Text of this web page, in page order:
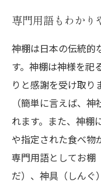
専門用語もわかり
神棚は日本の伝統的
す。神棚は神様を祀
りと感謝を受け取り
（簡単に言えば、
れます。また、神棚
や指定された食べ物
専門用語としてお棚
だ）、神具（しんぐ